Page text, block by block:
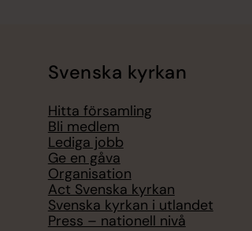
Svenska kyrkan
Hitta församling
Bli medlem
Lediga jobb
Ge en gåva
Organisation
Act Svenska kyrkan
Svenska kyrkan i utlandet
Press – nationell nivå